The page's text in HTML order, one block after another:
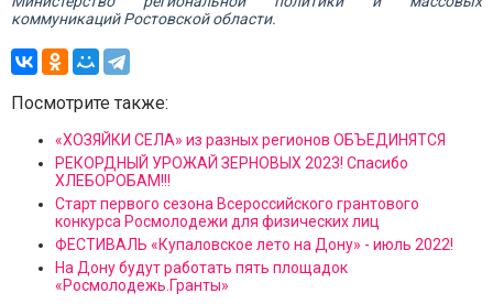
коммуникаций Ростовской области.
Посмотрите также:
«ХОЗЯЙКИ СЕЛА» из разных регионов ОБЪЕДИНЯТСЯ
РЕКОРДНЫЙ УРОЖАЙ ЗЕРНОВЫХ 2023! Спасибо
ХЛЕБОРОБАМ!!!
Старт первого сезона Всероссийского грантового
конкурса Росмолодежи для физических лиц
ФЕСТИВАЛЬ «Купаловское лето на Дону» - июль 2022!
На Дону будут работать пять площадок
«Росмолодежь.Гранты»